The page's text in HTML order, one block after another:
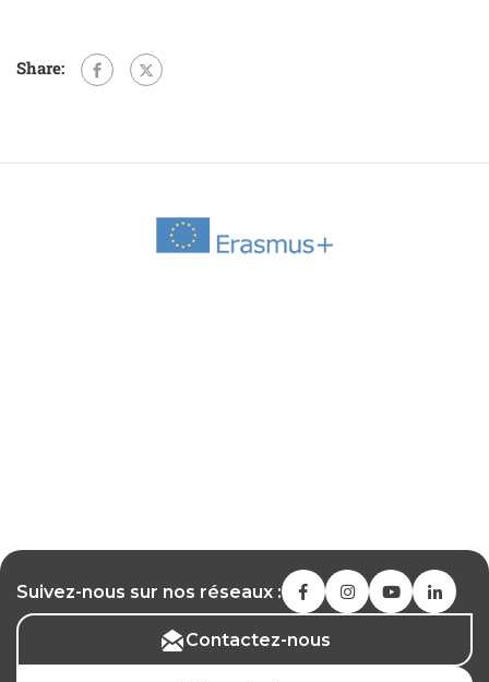
Share:
Suivez-nous sur nos réseaux :
Contactez-nous